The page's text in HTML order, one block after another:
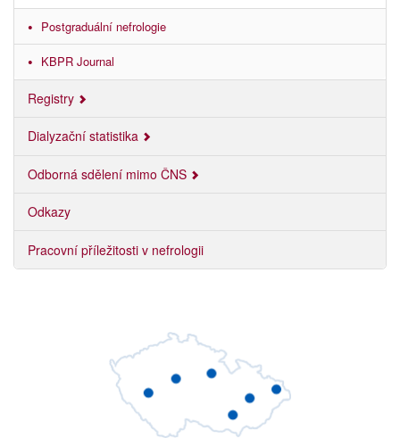
Postgraduální nefrologie
KBPR Journal
Registry
Dialyzační statistika
Odborná sdělení mimo ČNS
Odkazy
Pracovní příležitosti v nefrologii